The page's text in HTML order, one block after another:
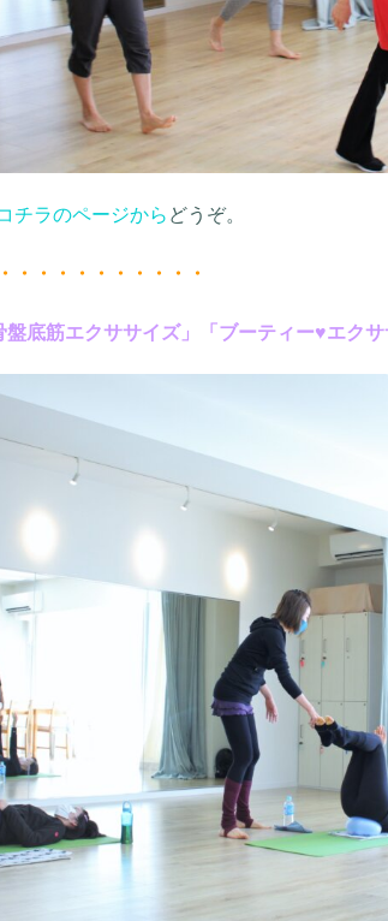
チラのページから どうぞ。
・・・・・・・・・・
盤底筋エクササイズ」「ブーティー♥エクサ